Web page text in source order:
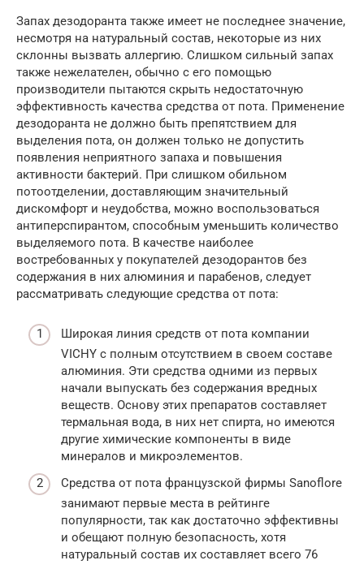
Запах дезодоранта также имеет не последнее значение,
несмотря на натуральный состав, некоторые из них
склонны вызвать аллергию. Слишком сильный запах
также нежелателен, обычно с его помощью
производители пытаются скрыть недостаточную
эффективность качества средства от пота. Применение
дезодоранта не должно быть препятствием для
выделения пота, он должен только не допустить
появления неприятного запаха и повышения
активности бактерий. При слишком обильном
потоотделении, доставляющим значительный
дискомфорт и неудобства, можно воспользоваться
антиперспирантом, способным уменьшить количество
выделяемого пота. В качестве наиболее
востребованных у покупателей дезодорантов без
содержания в них алюминия и парабенов, следует
рассматривать следующие средства от пота:
Широкая линия средств от пота компании
VICHY с полным отсутствием в своем составе
алюминия. Эти средства одними из первых
начали выпускать без содержания вредных
веществ. Основу этих препаратов составляет
термальная вода, в них нет спирта, но имеются
другие химические компоненты в виде
минералов и микроэлементов.
Средства от пота французской фирмы Sanoflore
занимают первые места в рейтинге
популярности, так как достаточно эффективны
и обещают полную безопасность, хотя
натуральный состав их составляет всего 76